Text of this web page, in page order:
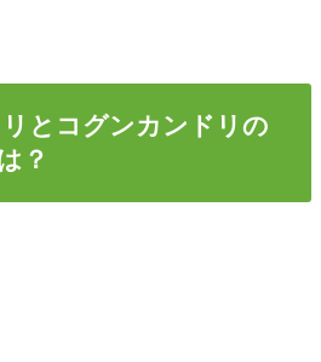
とコグンカンドリの
？